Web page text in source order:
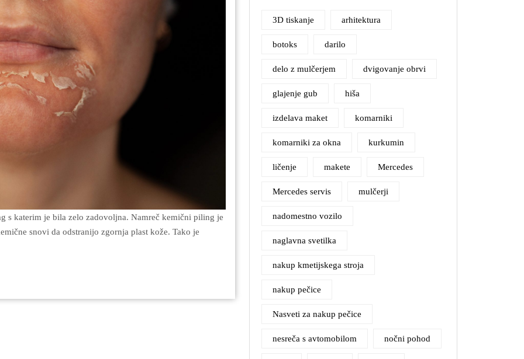
snovi da odstranijo zgornja plast kože. Tako je
3D tiskanje arhitektura
botoks darilo
delo z mulčerjem dvigovanje obrvi
glajenje gub hiša
izdelava maket komarniki
komarniki za okna kurkumin
ličenje makete Mercedes
Mercedes servis mulčerji
nadomestno vozilo
naglavna svetilka
nakup kmetijskega stroja
nakup pečice
Nasveti za nakup pečice
nesreča s avtomobilom nočni pohod